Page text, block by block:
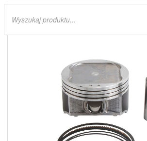
Wyszukiwarka